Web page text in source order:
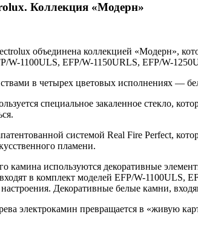
Коллекция «Модерн»
объединена коллекцией «Модерн»,
W-1100ULS, EFP/W-1150URLS, EFP/W-
в четырех цветовых исполнениях —
специальное закаленное стекло,
системой Real Fire Perfect,
пламени.
камина используются декоративные
в комплект моделей EFP/W-1100ULS,
Декоративные белые камни,
электрокамин превращается в «живую